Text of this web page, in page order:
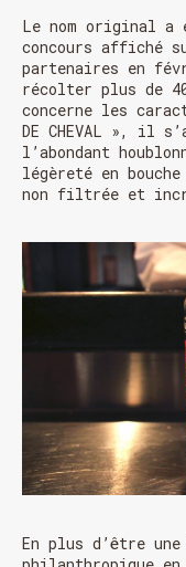
Le nom original
concours affiché
partenaires en
récolter plus de
concerne les
DE CHEVAL », il
l’abondant
légèreté en
non filtrée et
En plus d’être